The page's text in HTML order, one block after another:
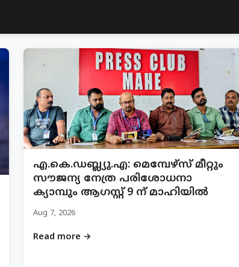
എ.കെ.ഡബ്ല്യു.എ: മെമ്പേഴ്സ് മീറ്റും
സൗജന്യ നേത്ര പരിശോധനാ
ക്യാമ്പും ആഗസ്റ്റ് 9 ന് മാഹിയിൽ
Aug 7, 2026
Read more →